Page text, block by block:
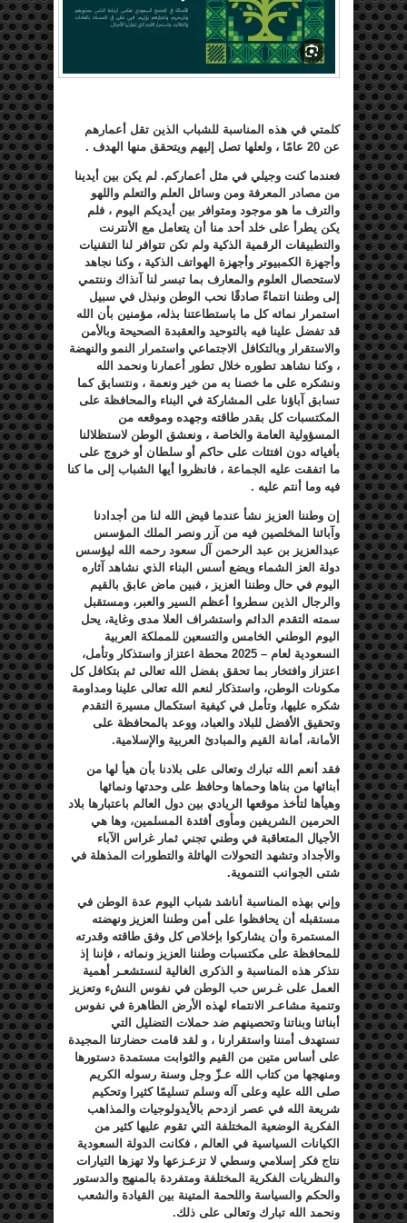
كلمتي في هذه المناسبة للشباب الذين تقل أعمارهم
عن 20 عامًا ، ولعلها تصل إليهم ويتحقق منها الهدف .
فعندما كنت وجيلي في مثل أعماركم. لم يكن بين أيدينا
من مصادر المعرفة ومن وسائل العلم والتعلم واللهو
والترف ما هو موجود ومتوافر بين أيديكم اليوم ، فلم
يكن يطرأ على خلد أحد منا أن يتعامل مع الأنترنت
والتطبيقات الرقمية الذكية ولم تكن تتوافر لنا التقنيات
وأجهزة الكمبيوتر وأجهزة الهواتف الذكية ، وكنا نجاهد
لاستحصال العلوم والمعارف بما تبسر لنا آنذاك وننتمي
إلى وطننا انتماءً صادقًا نحب الوطن ونبذل في سبيل
استمرار نمائه كل ما باستطاعتنا بذله، مؤمنين بأن الله
قد تفضل علينا فيه بالتوحيد والعقبدة الصحيحة وبالأمن
والاستقرار وبالتكافل الاجتماعي واستمرار النمو والنهضة
، وكنا نشاهد تطوره خلال تطور أعمارنا ونحمد الله
ونشكره على ما خصنا به من خير ونعمة ، ونتسابق كما
تسابق آباؤنا على المشاركة في البناء والمحافظة على
المكتسبات كل بقدر طاقته وجهده وموقعه من
المسؤولية العامة والخاصة ، ونعشق الوطن لاستظلالنا
بأفيائه دون افتئات على حاكم أو سلطان أو خروج على
ما اتفقت عليه الجماعة ، فانظروا أيها الشباب إلى ما كنا
فيه وما أنتم عليه .
إن وطننا العزيز نشأ عندما قيض الله لنا من أجدادنا
وآبائنا المخلصين فيه من آزر ونصر الملك المؤسس
عبدالعزيز بن عبد الرحمن آل سعود رحمه الله ليؤسس
دولة العز الشماء ويضع أسس البناء الذي نشاهد آثاره
اليوم في حال وطننا العزيز ، فبين ماض عابق بالقيم
والرجال الذين سطروا أعظم السير والعبر، ومستقبل
سمته التقدم الدائم واستشراف العلا مدى وغاية، يحل
اليوم الوطني الخامس والتسعين للمملكة العربية
السعودية لعام – 2025 محطة اعتزاز واستذكار وتأمل،
اعتزاز وافتخار بما تحقق بفضل الله تعالى ثم بتكافل كل
مكونات الوطن، واستذكار لنعم الله تعالى علينا ومداومة
شكره عليها، وتأمل في كيفية استكمال مسيرة التقدم
وتحقيق الأفضل للبلاد والعباد، ووعد بالمحافظة على
الأمانة، أمانة القيم والمبادئ العربية والإسلامية.
فقد أنعم الله تبارك وتعالى على بلادنا بأن هيأ لها من
أبنائها من بناها وحماها وحافظ على وحدتها ونمائها
وهيأها لتأخذ موقعها الريادي بين دول العالم باعتبارها بلاد
الحرمين الشريفين ومأوى أفئدة المسلمين، وها هي
الأجيال المتعاقبة في وطني تجني ثمار غراس الآباء
والأجداد وتشهد التحولات الهائلة والتطورات المذهلة في
شتى الجوانب التنموية.
وإني بهذه المناسبة أناشد شباب اليوم عدة الوطن في
مستقبله أن يحافظوا على أمن وطننا العزيز ونهضته
المستمرة وأن يشاركوا بإخلاص كل وفق طاقته وقدرته
للمحافظة على مكتسبات وطننا العزيز ونمائه ، فإننا إذ
نتذكر هذه المناسبة و الذكرى الغالية لنستشعـر أهمية
العمل على غـرس حب الوطن في نفوس النشء وتعزيز
وتنمية مشاعـر الانتماء لهذه الأرض الطاهرة في نفوس
أبنائنا وبناتنا وتحصينهم ضد حملات التضليل التي
تستهدف أمننا واستقرارنا ، و لقد قامت حضارتنا المجيدة
على أساس متين من القيم والثوابت مستمدة دستورها
ومنهجها من كتاب الله عـزّ وجل وسنة رسوله الكريم
صلى الله عليه وعلى آله وسلم تسليمًا كثيرا وتحكيم
شريعة الله في عصر ازدحم بالأيدولوجيات والمذاهب
الفكرية الوضعية المختلفة التي تقوم عليها كثير من
الكيانات السياسية في العالم ، فكانت الدولة السعودية
نتاج فكر إسلامي وسطي لا تزعـزعها ولا تهزها التيارات
والنظريات الفكرية المختلفة ومتفردة بالمنهج والدستور
والحكم والسياسة واللحمة المتينة بين القيادة والشعب
ونحمد الله تبارك وتعالى على ذلك.